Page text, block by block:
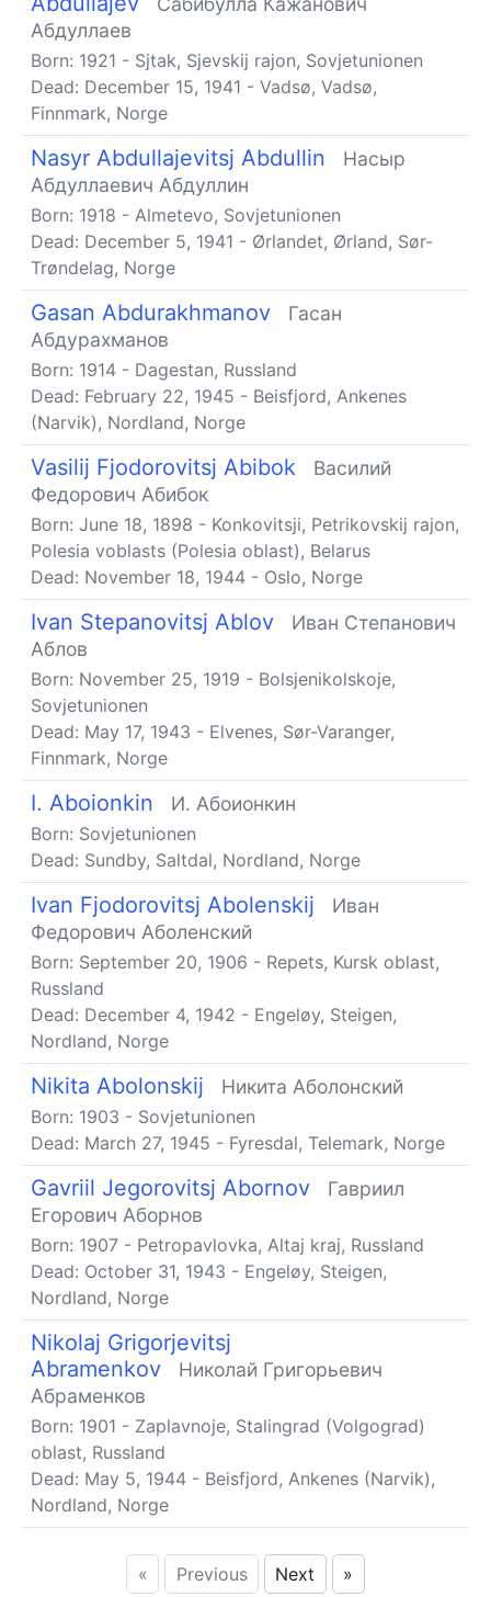
Абдуллаев
Born: 1921 - Sjtak, Sjevskij rajon, Sovjetunionen
Dead: December 15, 1941 - Vadsø, Vadsø,
Finnmark, Norge
Nasyr Abdullajevitsj Abdullin
Насыр
Абдуллаевич Абдуллин
Born: 1918 - Almetevo, Sovjetunionen
Dead: December 5, 1941 - Ørlandet, Ørland, Sør-
Trøndelag, Norge
Gasan Abdurakhmanov
Гасан
Абдурахманов
Born: 1914 - Dagestan, Russland
Dead: February 22, 1945 - Beisfjord, Ankenes
(Narvik), Nordland, Norge
Vasilij Fjodorovitsj Abibok
Василий
Федорович Абибок
Born: June 18, 1898 - Konkovitsji, Petrikovskij rajon,
Polesia voblasts (Polesia oblast), Belarus
Dead: November 18, 1944 - Oslo, Norge
Ivan Stepanovitsj Ablov
Иван Степанович
Аблов
Born: November 25, 1919 - Bolsjenikolskoje,
Sovjetunionen
Dead: May 17, 1943 - Elvenes, Sør-Varanger,
Finnmark, Norge
I. Aboionkin И. Абоионкин
Born: Sovjetunionen
Dead: Sundby, Saltdal, Nordland, Norge
Ivan Fjodorovitsj Abolenskij
Иван
Федорович Аболенский
Born: September 20, 1906 - Repets, Kursk oblast,
Russland
Dead: December 4, 1942 - Engeløy, Steigen,
Nordland, Norge
Nikita Abolonskij Никита Аболонский
Born: 1903 - Sovjetunionen
Dead: March 27, 1945 - Fyresdal, Telemark, Norge
Gavriil Jegorovitsj Abornov
Гавриил
Егорович Аборнов
Born: 1907 - Petropavlovka, Altaj kraj, Russland
Dead: October 31, 1943 - Engeløy, Steigen,
Nordland, Norge
Nikolaj Grigorjevitsj
Abramenkov
Николай Григорьевич
Абраменков
Born: 1901 - Zaplavnoje, Stalingrad (Volgograd)
oblast, Russland
Dead: May 5, 1944 - Beisfjord, Ankenes (Narvik),
Nordland, Norge
« Previous Next »